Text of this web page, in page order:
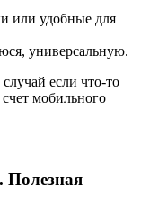
или удобные для
универсальную.
если что-то
мобильного
Полезная